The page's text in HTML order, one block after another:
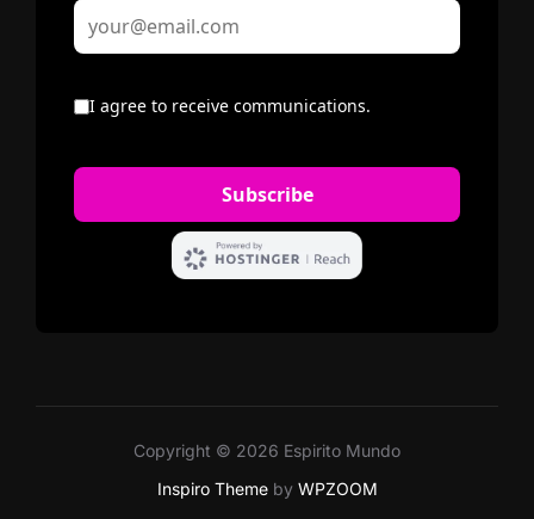
Copyright © 2026 Espirito Mundo
Inspiro Themeby WPZOOM